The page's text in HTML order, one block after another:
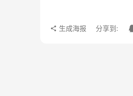
生成海报 分享到: